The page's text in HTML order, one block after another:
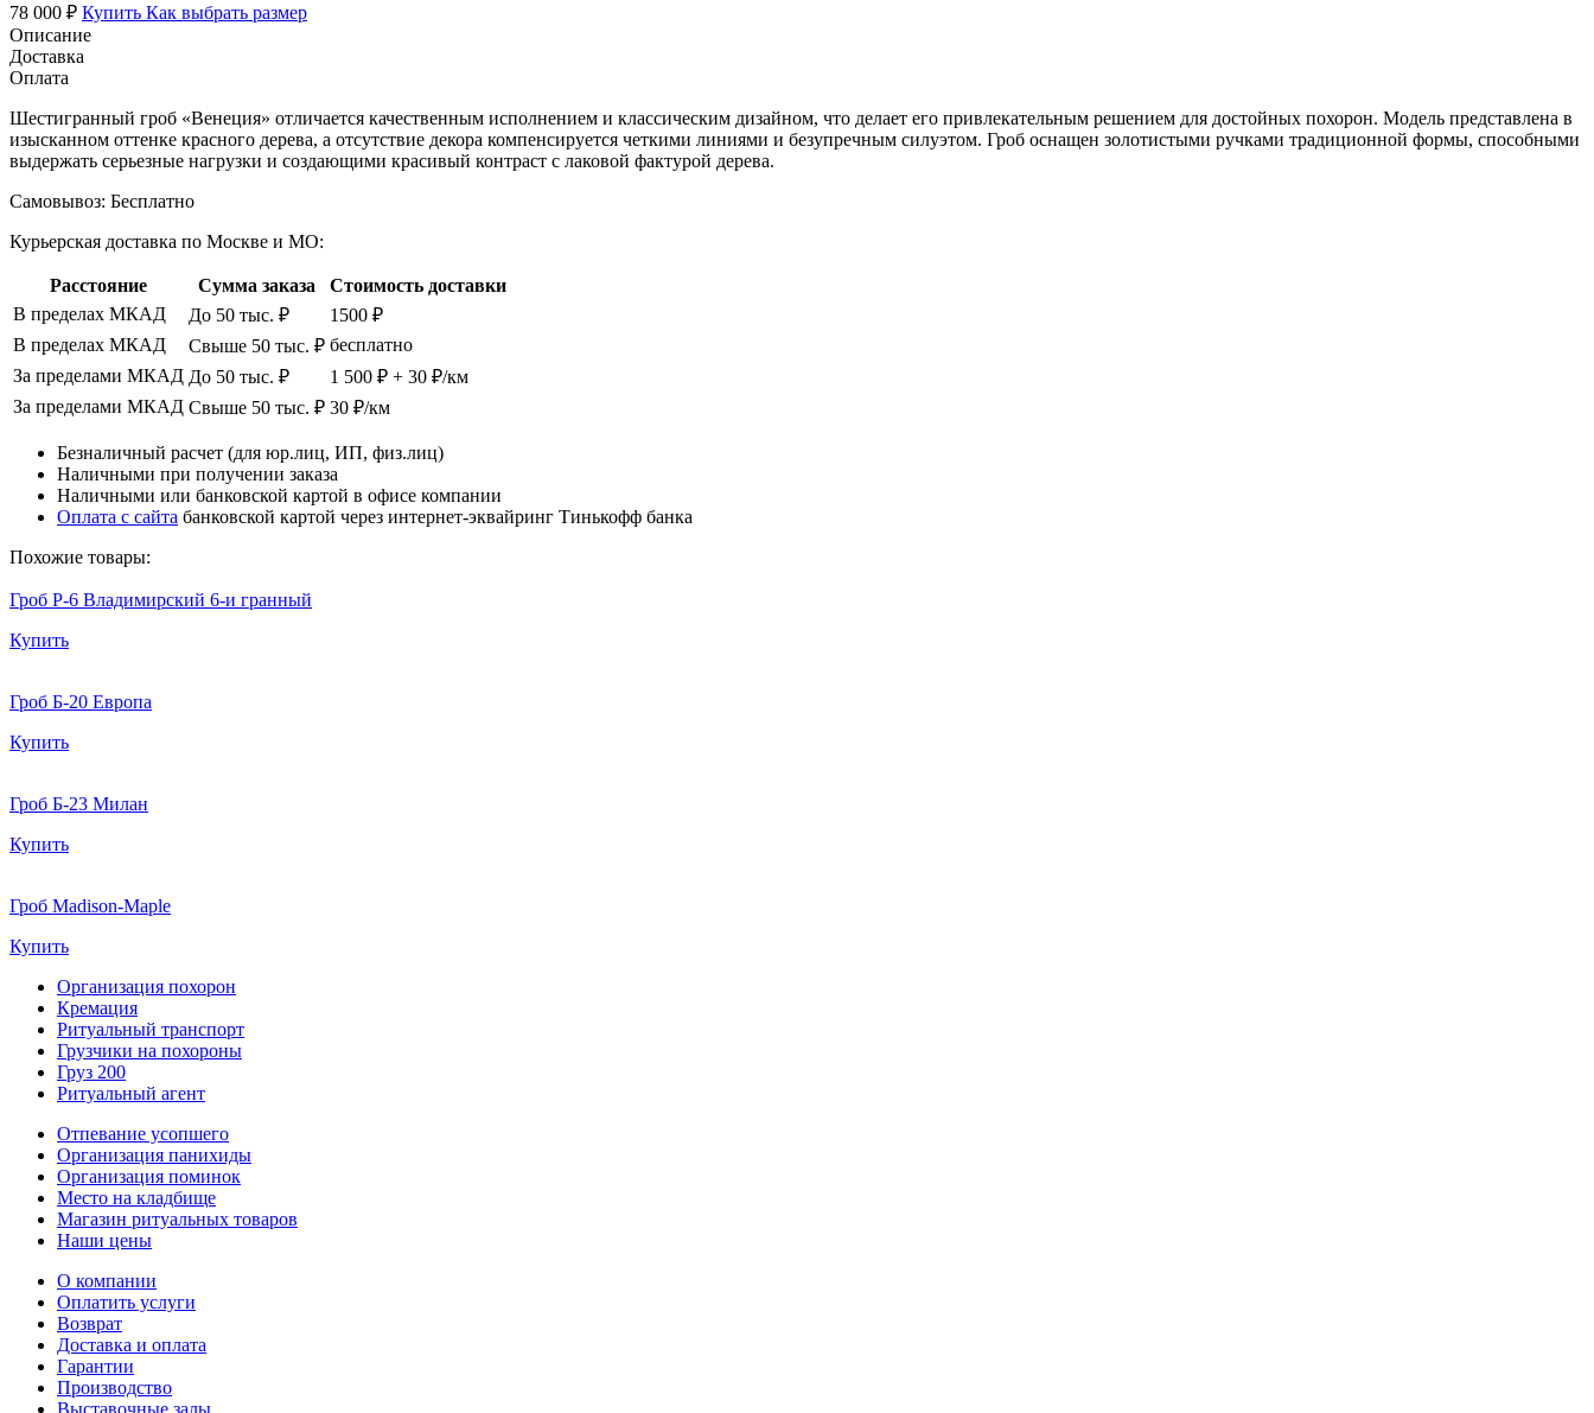
78 000 ₽ Купить Как выбрать размер
Описание
Доставка
Оплата
Шестигранный гроб «Венеция» отличается качественным исполнением и классическим дизайном, что делает его привлекательным решением для достойных похорон. Модель представлена в
изысканном оттенке красного дерева, а отсутствие декора компенсируется четкими линиями и безупречным силуэтом. Гроб оснащен золотистыми ручками традиционной формы, способными
выдержать серьезные нагрузки и создающими красивый контраст с лаковой фактурой дерева.
Самовывоз: Бесплатно
Курьерская доставка по Москве и МО:
Расстояние Сумма заказа
Стоимость доставки
В пределах МКАД
До 50 тыс. ₽
1500 ₽
В пределах МКАД
Свыше 50 тыс. ₽ бесплатно
За пределами МКАД До 50 тыс. ₽
1 500 ₽ + 30 ₽/км
За пределами МКАД Свыше 50 тыс. ₽ 30 ₽/км
Безналичный расчет (для юр.лиц, ИП, физ.лиц)
Наличными при получении заказа
Наличными или банковской картой в офисе компании
Оплата с сайта банковской картой через интернет-эквайринг Тинькофф банка
Похожие товары:
Гроб Р-6 Владимирский 6-и гранный
Купить
Гроб Б-20 Европа
Купить
Гроб Б-23 Милан
Купить
Гроб Madison-Maple
Купить
Организация похорон
Кремация
Ритуальный транспорт
Грузчики на похороны
Груз 200
Ритуальный агент
Отпевание усопшего
Организация панихиды
Организация поминок
Место на кладбище
Магазин ритуальных товаров
Наши цены
О компании
Оплатить услуги
Возврат
Доставка и оплата
Гарантии
Производство
Выставочные залы